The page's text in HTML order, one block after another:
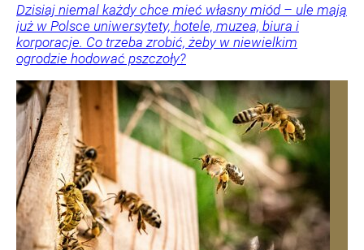
Dzisiaj niemal każdy chce mieć własny miód – ule mają
już w Polsce uniwersytety, hotele, muzea, biura i
korporacje. Co trzeba zrobić, żeby w niewielkim
ogrodzie hodować pszczoły?